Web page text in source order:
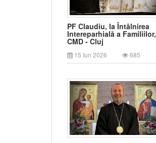
PF Claudiu, la Întâlnirea
Intereparhială a Familiilor,
CMD - Cluj
15 Iun 2026 685